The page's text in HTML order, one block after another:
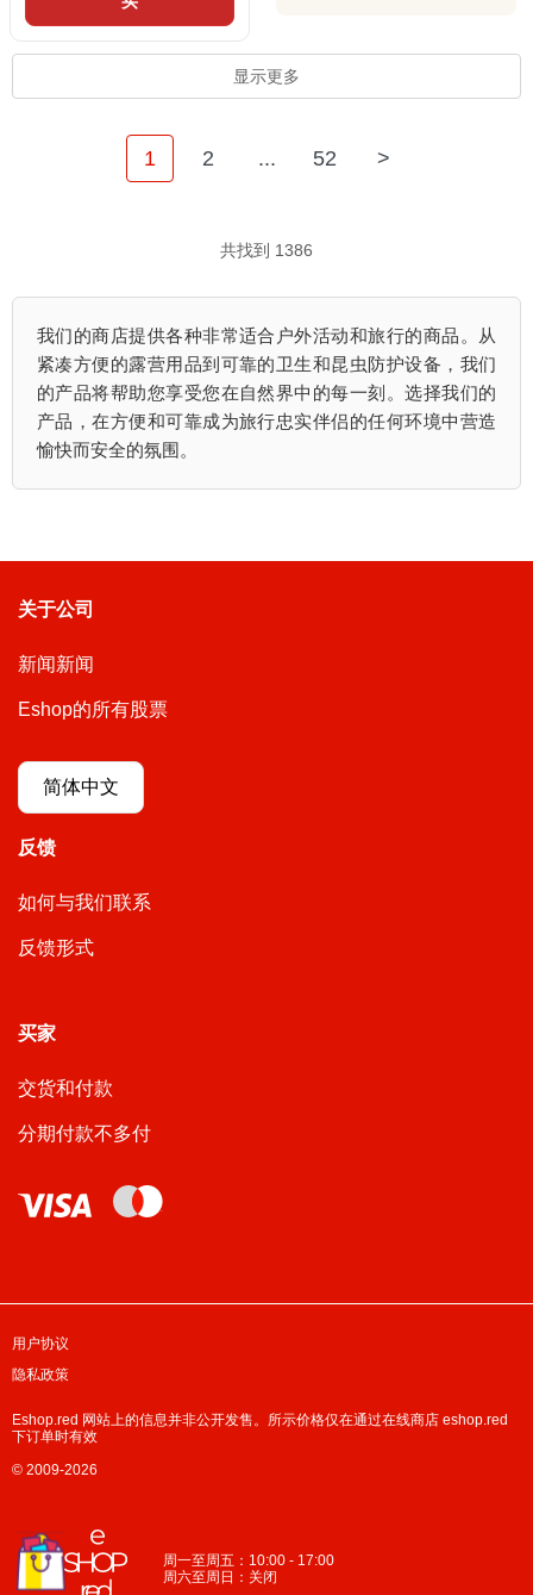
显示更多
1 2 ... 52 >
共找到 1386
我们的商店提供各种非常适合户外活动和旅行的商品。从
紧凑方便的露营用品到可靠的卫生和昆虫防护设备，我们
的产品将帮助您享受您在自然界中的每一刻。选择我们的
产品，在方便和可靠成为旅行忠实伴侣的任何环境中营造
愉快而安全的氛围。
关于公司
新闻新闻
Eshop的所有股票
简体中文
反馈
如何与我们联系
反馈形式
买家
交货和付款
分期付款不多付
周一至周五：10:00 - 17:00
周六至周日：关闭
用户协议
隐私政策
Eshop.red 网站上的信息并非公开发售。所示价格仅在通过在线商店 eshop.red
下订单时有效
© 2009-2026